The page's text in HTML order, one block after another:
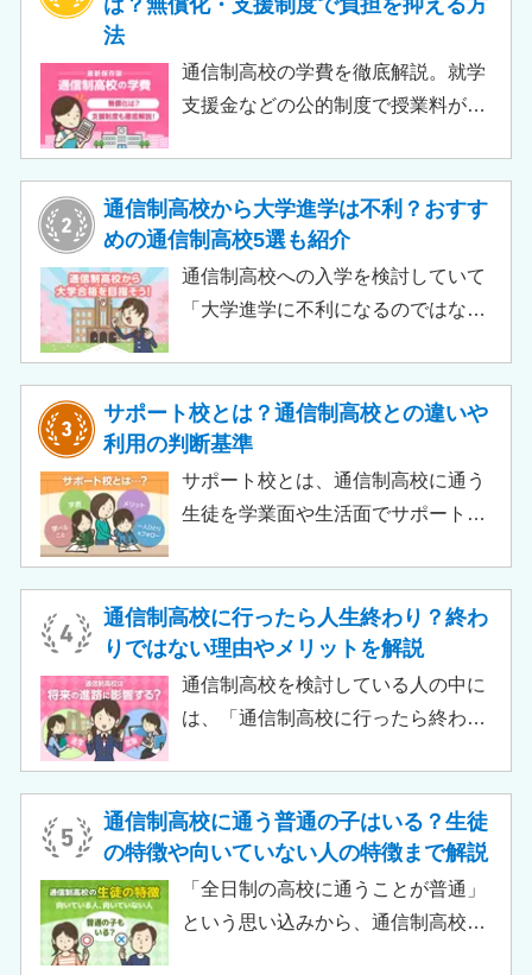
は？無償化・支援制度で負担を抑える方
法
通信制高校の学費を徹底解説。就学
支援金などの公的制度で授業料が実
目安、申請時の注意点などをわかり
やすく解説します。費用負担を抑え
られるのでチェックしてみましょ
う。
通信制高校から大学進学は不利？おすす
めの通信制高校5選も紹介
通信制高校への入学を検討していて
「大学進学に不利になるのではない
のではないでしょうか。 結論とし
て、通信制高校に通っているからと
いって大学進学に不利になることは
ありません。中には、大学進学を想
格実績を豊富にもつ学校もありま
す。
サポート校とは？通信制高校との違いや
利用の判断基準
サポート校とは、通信制高校に通う
生徒を学業面や生活面でサポートす
め、サポート校のみでは高卒資格を
取得できません。 ただし、個別の学
習指導やスクールカウンセラーによ
る生活面での相談など手厚い支援が
でしょう。 この記事では、サポート
校の特徴や通信制高校との違い、メ
リット・デメリットについて解説し
ます。
通信制高校に行ったら人生終わり？終わ
りではない理由やメリットを解説
通信制高校を検討している人の中に
は、「通信制高校に行ったら終わ
がある人もいるのではないでしょう
か。 結論から言うと、通信制高校に
行ったからといって「人生終了」で
は決してありません。通信制高校で
通信制高校に通う普通の子はいる？生徒
の特徴や向いていない人の特徴まで解説
「全日制の高校に通うことが普通」
という思い込みから、通信制高校へ